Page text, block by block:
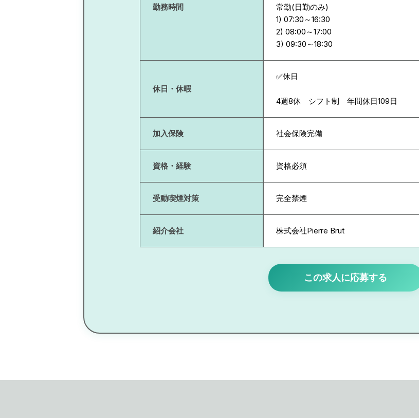
勤務時間
常勤(日勤のみ)
1) 07:30～16:30
2) 08:00～17:00
休日・休暇
✅休日
4週8休 シフト制 年間休日109日
加入保険 社会保険完備
資格・経験 資格必須
受動喫煙対策 完全禁煙
紹介会社 株式会社Pierre Brut
この求人に応募する